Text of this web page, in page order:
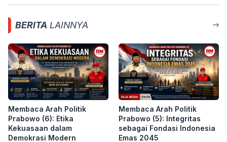
BERITA LAINNYA
Membaca Arah Politik
Prabowo (6): Etika
Kekuasaan dalam
Demokrasi Modern
Membaca Arah Politik
Prabowo (5): Integritas
sebagai Fondasi Indonesia
Emas 2045